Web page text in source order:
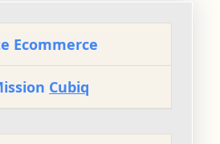
Ecommerce
Cubiq